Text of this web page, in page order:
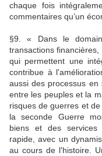
chaque fois
commentaires qu’un
§9. « Dans le
transactions
qui permettent une
contribue à
aussi des processus en
entre les peuples et la
risques de guerres et
la seconde Guerre
biens et des services
rapide, avec un
au cours de l'histoire.